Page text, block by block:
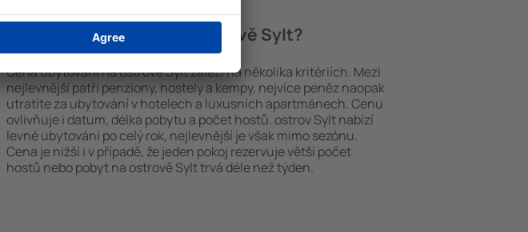
Kolik stojí ubytování na ostrově Sylt?
Cena ubytování na ostrově Sylt záleží na několika kritériích. Mezi
nejlevnější patří penziony, hostely a kempy, nejvíce peněz naopak
utratíte za ubytování v hotelech a luxusních apartmánech. Cenu
ovlivňuje i datum, délka pobytu a počet hostů. ostrov Sylt nabízí
levné ubytování po celý rok, nejlevnější je však mimo sezónu.
Cena je nižší i v případě, že jeden pokoj rezervuje větší počet
hostů nebo pobyt na ostrově Sylt trvá déle než týden.